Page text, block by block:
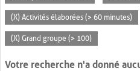
(X) Activités élaborées (> 60 minutes)
(X) Grand groupe (> 100)
Votre recherche n'a donné